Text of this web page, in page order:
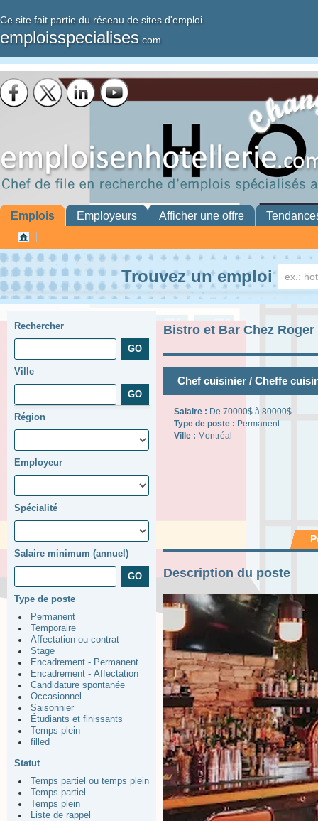
Ce site fait partie du réseau de sites d'emploi
emploisspecialises .com
Emplois Employeurs Afficher une offre
Trouvez un emploi
Rechercher
Ville
Région
Employeur
Spécialité
Salaire minimum (annuel)
Type de poste
Permanent
Temporaire
Affectation ou contrat
Stage
Encadrement - Permanent
Encadrement - Affectation
Candidature spontanée
Occasionnel
Saisonnier
Étudiants et finissants
Temps plein
filled
Statut
Temps partiel ou temps plein
Temps partiel
Temps plein
Liste de rappel
Bistro et Bar Chez Roger
Chef cuisinier / Cheffe
Salaire : De 70000$ à 80000$
Type de poste : Permanent
Ville : Montréal
Description du poste